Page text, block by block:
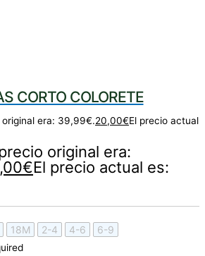
CORTO COLORETE
original era: 39,99€.20,00€El precio actual
original era:
€El precio actual es:
18M 2-4 4-6 6-9